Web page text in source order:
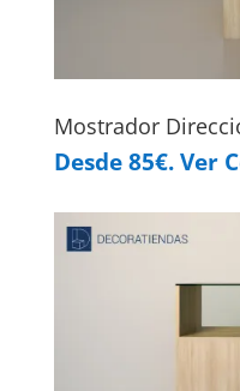
Mostrador
Desde 85€. Ver